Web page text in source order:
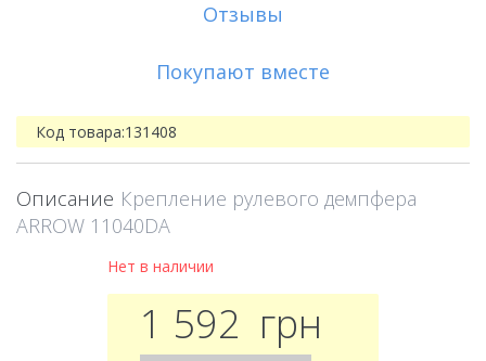
Отзывы
Покупают вместе
Код товара:131408
Описание Крепление рулевого демпфера
ARROW 11040DA
Нет в наличии
1 592 грн